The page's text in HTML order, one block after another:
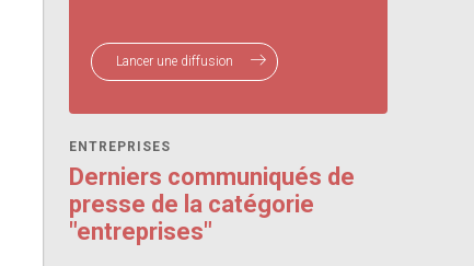
Lancer une diffusion
ENTREPRISES
Derniers communiqués de
presse de la catégorie
"entreprises"